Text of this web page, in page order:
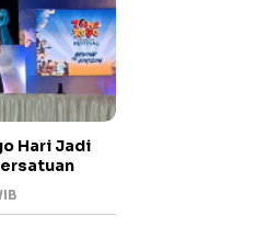
Hari Jadi